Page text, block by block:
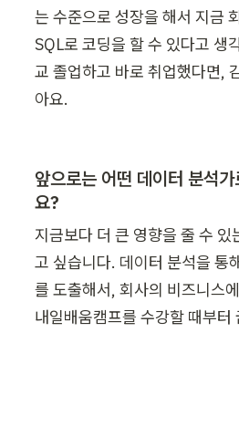
는 수준으로 성장을 해서 지금
SQL로 코딩을 할 수 있다고 생
교 졸업하고 바로 취업했다면,
아요.
앞으로는 어떤 데이터 분석
요?
지금보다 더 큰 영향을 줄 수 있
고 싶습니다. 데이터 분석을 통
를 도출해서, 회사의 비즈니스
내일배움캠프를 수강할 때부터